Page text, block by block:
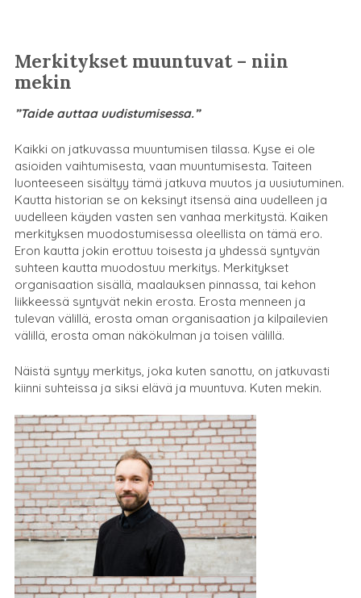
Merkitykset muuntuvat – niin
mekin
”Taide auttaa uudistumisessa.”
Kaikki on jatkuvassa muuntumisen tilassa. Kyse ei ole
asioiden vaihtumisesta, vaan muuntumisesta. Taiteen
luonteeseen sisältyy tämä jatkuva muutos ja uusiutuminen.
Kautta historian se on keksinyt itsensä aina uudelleen ja
uudelleen käyden vasten sen vanhaa merkitystä. Kaiken
merkityksen muodostumisessa oleellista on tämä ero.
Eron kautta jokin erottuu toisesta ja yhdessä syntyvän
suhteen kautta muodostuu merkitys. Merkitykset
organisaation sisällä, maalauksen pinnassa, tai kehon
liikkeessä syntyvät nekin erosta. Erosta menneen ja
tulevan välillä, erosta oman organisaation ja kilpailevien
välillä, erosta oman näkökulman ja toisen välillä.
Näistä syntyy merkitys, joka kuten sanottu, on jatkuvasti
kiinni suhteissa ja siksi elävä ja muuntuva. Kuten mekin.